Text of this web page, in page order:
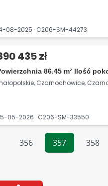
08-2025 · C206-SM-44273
435 zł
86.45 m² Ilość
Czarnochowice,
05-2026 · C206-SM-33550
356 357 358